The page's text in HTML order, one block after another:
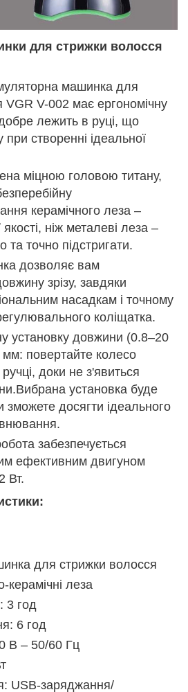
для стрижки волосся
машинка для
VGR V-002 має ергономічну
лежить в руці, що
створенні ідеальної
міцною головою титану,
керамічного леза –
ніж металеві леза –
точно підстригати.
дозволяє вам
зрізу, завдяки
насадкам і точному
коліщатка.
установку довжини (0.8–20
повертайте колесо
доки не з'явиться
установка буде
зможете досягти ідеального
забезпечується
ефективним двигуном
Вт.
для стрижки волосся
керамічні леза
3 год
6 год
В – 50/60 Гц
USB-заряджання/